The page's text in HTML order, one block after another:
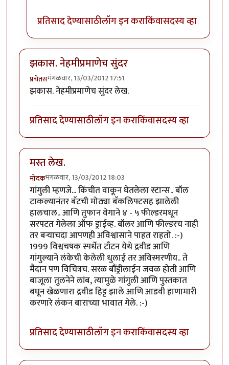
प्रतिसाद देण्यासाठीलॉग इन कराकिंवासदस्य व्हा
झकास. नेहमीप्रमाणेच सुंदर
प्रचेतसमंगळवार, 13/03/2012 17:51
झकास. नेहमीप्रमाणेच सुंदर लेख.
प्रतिसाद देण्यासाठीलॉग इन कराकिंवासदस्य व्हा
मस्त लेख.
मोदकमंगळवार, 13/03/2012 18:03
गांगुली म्हणजे... किंचीत वाकून घेतलेला स्टान्स.. बॉल
टाकल्यानंतर बॅटची मोठ्या बॅकलिफ्टसह झालेली
हालचाल.. आणि तुफान वेगाने ४ - ५ फील्डरमधून
सरपटत गेलेला ऑफ ड्राईव्ह. बॉलर आणि फील्डरच नाही
तर बर्‍याचदा आपणही अविश्वासाने पाहत राहतो. :-)
1999 विश्वचषक स्पर्धेत टाँटन येथे द्रवीड आणि
गांगुल्याने लंकेची केलेली धुलाई तर अविस्मरणीय.. ते
मैदान पण विचित्रच. सरळ बौंड्रीलाईन जवळ होती आणि
बाजूला तुलनेने लांब, त्यामुळे गांगुली आणि पुस्तकात
बघून खेळणारा द्रवीड हिट्ट झाले आणि आडवी हाणामारी
करणारे लंकन बाराच्या भावात गेले. :-)
प्रतिसाद देण्यासाठीलॉग इन कराकिंवासदस्य व्हा